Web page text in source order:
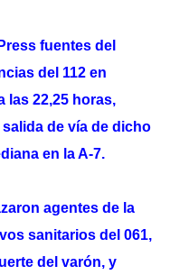
fuentes del
del 112 en
las 22,25 horas,
de vía de dicho
en la A-7.
agentes de la
sanitarios del 061,
del varón, y